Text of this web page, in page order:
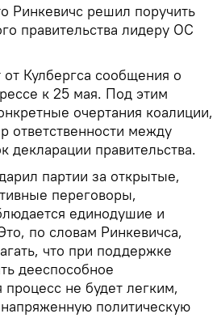
Ринкевичс решил поручить
правительства лидеру ОС
Кулбергса сообщения о
к 25 мая. Под этим
очертания коалиции,
ответственности между
декларации правительства.
партии за открытые,
переговоры,
единодушие и
по словам Ринкевичса,
что при поддержке
дееспособное
процесс не будет легким,
политическую